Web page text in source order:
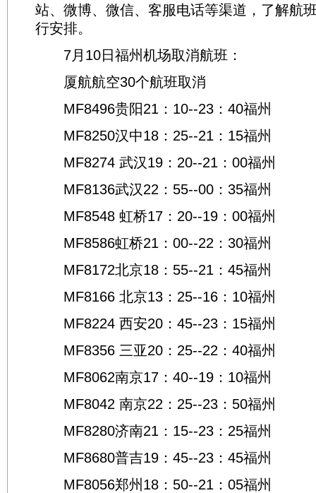
站、微博、微信、客服电话等渠道，了解航
行安排。
7月10日福州机场取消航班：
厦航航空30个航班取消
MF8496贵阳21：10--23：40福州
MF8250汉中18：25--21：15福州
MF8274 武汉19：20--21：00福州
MF8136武汉22：55--00：35福州
MF8548 虹桥17：20--19：00福州
MF8586虹桥21：00--22：30福州
MF8172北京18：55--21：45福州
MF8166 北京13：25--16：10福州
MF8224 西安20：45--23：15福州
MF8356 三亚20：25--22：40福州
MF8062南京17：40--19：10福州
MF8042 南京22：25--23：50福州
MF8280济南21：15--23：25福州
MF8680普吉19：45--23：45福州
MF8056郑州18：50--21：05福州